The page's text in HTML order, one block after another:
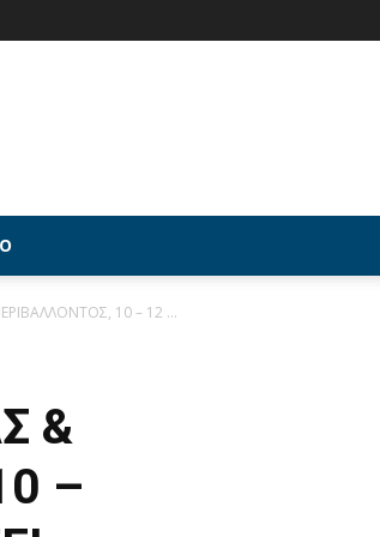
10 – 12 ...
&
–